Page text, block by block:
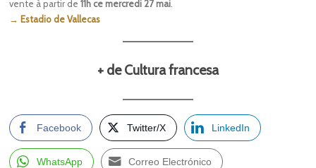
vente à partir de11h ce mercredi 27 mai
→ Estadio de Vallecas
+ de Cultura francesa
Facebook Twitter/X LinkedIn
WhatsApp Correo Electrónico